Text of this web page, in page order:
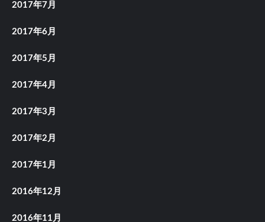
2017年7月
2017年6月
2017年5月
2017年4月
2017年3月
2017年2月
2017年1月
2016年12月
2016年11月